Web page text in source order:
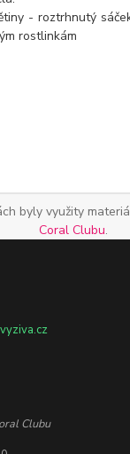
- roztrhnutý
rostlinkám
byly využity
Coral Clubu.
Clubu